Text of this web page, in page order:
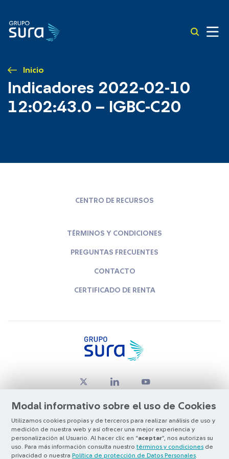
Inicio
Indicadores 2022-02-10
12:02:43.0 – IGBC-C20
Modal informativo sobre el uso de Cookies
Utilizamos cookies propias y de terceros para realizar análisis de uso y
medición de nuestra web y así ofrecer una mejor experiencia y
personalización al Usuario. Al hacer clic en “aceptar”, nos autorizas su
uso. Para más información consulta nuestro términos y condiciones de
privacidad o nuestra Política de protección de Datos Personales
CENTRO DE RECURSOS
TÉRMINOS Y CONDICIONES
PREGUNTAS FRECUENTES
CONTACTO
CERTIFICADO DE RENTA
© Copyright Grupo SURA 2026